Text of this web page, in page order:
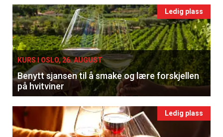
Ledig plass
KURS I OSLO, 26. AUGUST
Benytt sjansen til å smake og lære forskjellen
på hvitviner
Ledig plass